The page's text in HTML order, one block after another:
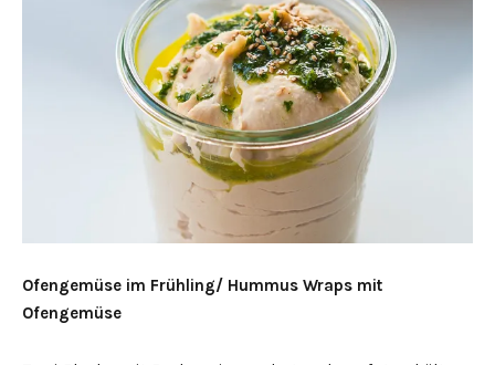
Ofengemüse im Frühling/ Hummus Wraps mit
Ofengemüse